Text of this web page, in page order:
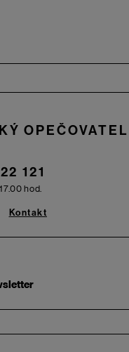
OPEČOVATEL
121
hod.
Kontakt